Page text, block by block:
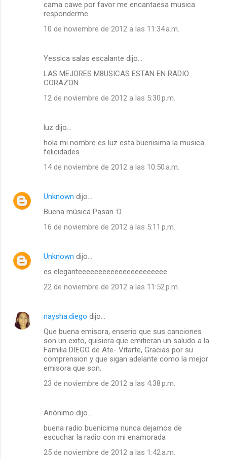
cama cawe por favor me encantaesa musica
responderme
10 de noviembre de 2012 a las 11:34 a.m.
Yessica salas escalante dijo…
LAS MEJORES M8USICAS ESTAN EN RADIO
CORAZON
12 de noviembre de 2012 a las 5:30 p.m.
luz dijo…
hola mi nombre es luz esta buenisima la musica
felicidades
14 de noviembre de 2012 a las 10:50 a.m.
Unknown dijo…
Buena música Pasan :D
16 de noviembre de 2012 a las 5:11 p.m.
Unknown dijo…
es eleganteeeeeeeeeeeeeeeeeeeeee
22 de noviembre de 2012 a las 11:52 p.m.
naysha.diego dijo…
Que buena emisora, enserio que sus canciones
son un exito, quisiera que emitieran un saludo a la
Familia DIEGO de Ate- Vitarte, Gracias por su
comprension y que sigan adelante como la mejor
emisora que son.
23 de noviembre de 2012 a las 4:38 p.m.
Anónimo dijo…
buena radio buenicima nunca dejamos de
escuchar la radio con mi enamorada
25 de noviembre de 2012 a las 1:42 a.m.